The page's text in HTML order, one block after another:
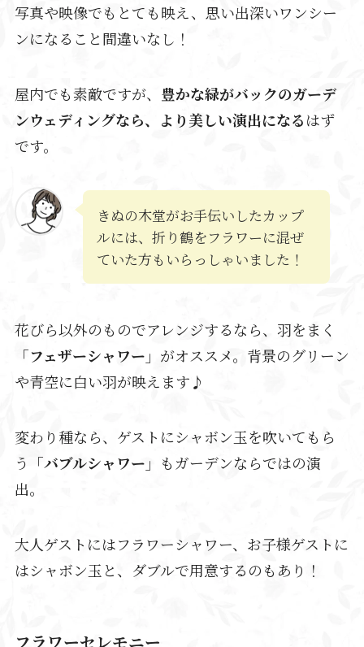
写真や映像でもとても映え、思い出深いワンシー
ンになること間違いなし！
屋内でも素敵ですが、 豊かな緑がバックのガーデ
ンウェディングなら、より美しい演出になるはず
です。
きぬの木堂がお手伝いしたカップ
ルには、折り鶴をフラワーに混ぜ
ていた方もいらっしゃいました！
花びら以外のものでアレンジするなら、羽をまく
「フェザーシャワー」 がオススメ。背景のグリーン
や青空に白い羽が映えます♪
変わり種なら、ゲストにシャボン玉を吹いてもら
う 「バブルシャワー」 もガーデンならではの演
出。
大人ゲストにはフラワーシャワー、お子様ゲストに
はシャボン玉と、ダブルで用意するのもあり！
フラワーセレモニー